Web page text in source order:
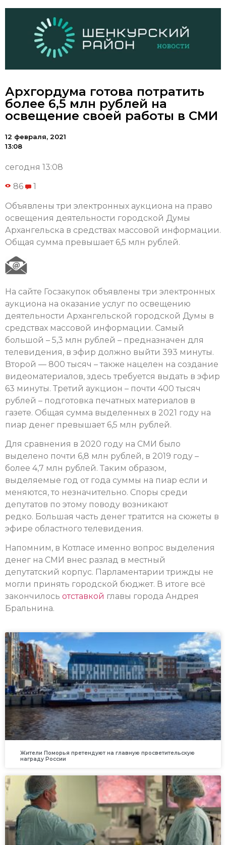
Архгордума готова потратить
более 6,5 млн рублей на
освещение своей работы в СМИ
12 февраля, 2021
13:08
сегодня 13:08
86 1
Объявлены три электронных аукциона на право
освещения деятельности городской Думы
Архангельска в средствах массовой информации.
Общая сумма превышает 6,5 млн рублей.
На сайте Госзакупок объявлены три электронных
аукциона на оказание услуг по освещению
деятельности Архангельской городской Думы в
средствах массовой информации. Самый
большой – 5,3 млн рублей – предназначен для
телевидения, в эфир должно выйти 393 минуты.
Второй — 800 тысяч – также нацелен на создание
видеоматериалов, здесь требуется выдать в эфир
63 минуты. Третий аукцион – почти 400 тысяч
рублей – подготовка печатных материалов в
газете. Общая сумма выделенных в 2021 году на
пиар денег превышает 6,5 млн рублей.
Для сравнения в 2020 году на СМИ было
выделено почти 6,8 млн рублей, в 2019 году –
более 4,7 млн рублей. Таким образом,
выделяемые год от года суммы на пиар если и
меняются, то незначительно. Споры среди
депутатов по этому поводу возникают
редко. Большая часть денег тратится на сюжеты в
эфире областного телевидения.
Напомним, в Котласе именно вопрос выделения
денег на СМИ внес разлад в местный
депутатский корпус. Парламентарии трижды не
могли принять городской бюджет. В итоге всё
закончилось отставкой главы города Андрея
Бральнина.
Жители Поморья претендуют на главную просветительскую
награду России